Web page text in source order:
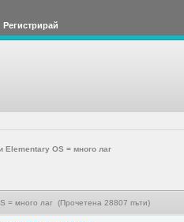
Регистрирай
Elementary OS = много лаг
= много лаг (Прочетена 28807 пъти)